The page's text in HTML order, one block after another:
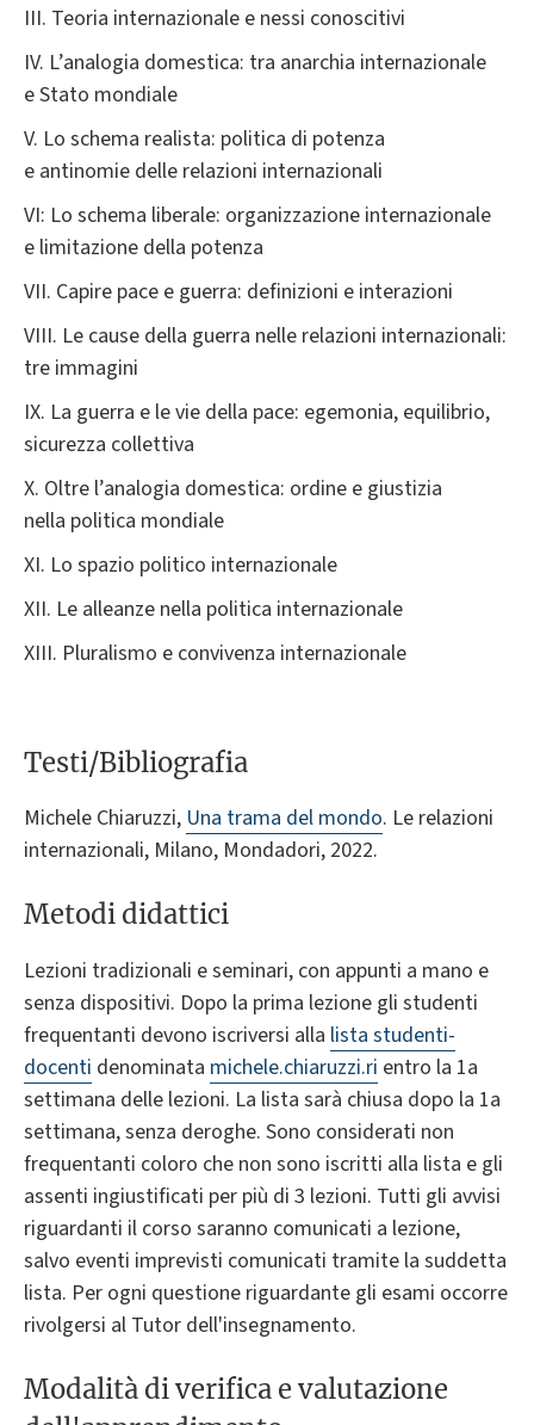
III. Teoria internazionale e nessi conoscitivi
IV. L’analogia domestica: tra anarchia internazionale
e Stato mondiale
V. Lo schema realista: politica di potenza
e antinomie delle relazioni internazionali
VI: Lo schema liberale: organizzazione internazionale
e limitazione della potenza
VII. Capire pace e guerra: definizioni e interazioni
VIII. Le cause della guerra nelle relazioni internazionali:
tre immagini
IX. La guerra e le vie della pace: egemonia, equilibrio,
sicurezza collettiva
X. Oltre l’analogia domestica: ordine e giustizia
nella politica mondiale
XI. Lo spazio politico internazionale
XII. Le alleanze nella politica internazionale
XIII. Pluralismo e convivenza internazionale
Testi/Bibliografia
Michele Chiaruzzi, Una trama del mondo. Le relazioni
internazionali, Milano, Mondadori, 2022.
Metodi didattici
Lezioni tradizionali e seminari, con appunti a mano e
senza dispositivi. Dopo la prima lezione gli studenti
frequentanti devono iscriversi alla lista studenti-
docenti denominata michele.chiaruzzi.ri entro la 1a
settimana delle lezioni. La lista sarà chiusa dopo la 1a
settimana, senza deroghe. Sono considerati non
frequentanti coloro che non sono iscritti alla lista e gli
assenti ingiustificati per più di 3 lezioni. Tutti gli avvisi
riguardanti il corso saranno comunicati a lezione,
salvo eventi imprevisti comunicati tramite la suddetta
lista. Per ogni questione riguardante gli esami occorre
rivolgersi al Tutor dell'insegnamento.
Modalità di verifica e valutazione